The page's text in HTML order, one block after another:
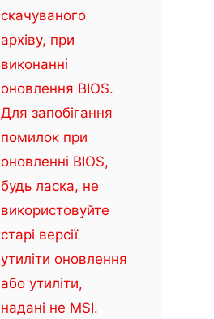
скачуваного
архіву, при
виконанні
оновлення BIOS.
Для запобігання
помилок при
оновленні BIOS,
будь ласка, не
використовуйте
старі версії
утиліти оновлення
або утиліти,
надані не MSI.